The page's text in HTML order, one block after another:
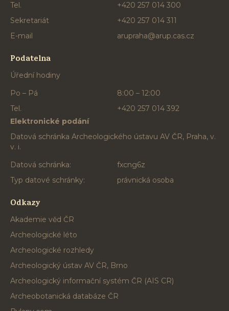
Tel.
+420 257 014 300
Sekretariát
+420 257 014 311
E-mail
arupraha@arup.cas.cz
Podatelna
Úřední hodiny
Po – Pá
8:00 – 12:00
Tel.
+420 257 014 392
Elektronické podání
Datová schránka Archeologického ústavu AV ČR, Praha, v.
v. i.
Datová schránka:
fxcng6z
Typ datové schránky:
právnická osoba
Odkazy
Akademie věd ČR
Archeologické léto
Archeologické rozhledy
Archeologický ústav AV ČR, Brno
Archeologický informační systém ČR (AIS CR)
Archeobotanická databáze ČR